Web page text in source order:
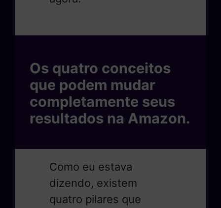
Os quatro conceitos
que podem mudar
completamente seus
resultados na Amazon.
Como eu estava
dizendo, existem
quatro pilares que